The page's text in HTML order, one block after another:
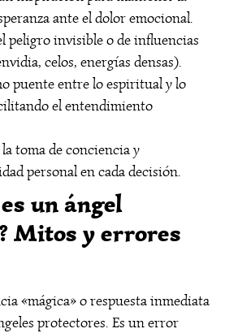
ante el dolor emocional.
peligro invisible o de influencias
celos, energías densas).
puente entre lo espiritual y lo
el entendimiento
toma de conciencia y
personal en cada decisión.
un ángel
Mitos y errores
«mágica» o respuesta inmediata
protectores. Es un error